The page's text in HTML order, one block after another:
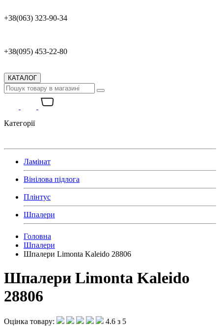
+38(063) 323-90-34
+38(095) 453-22-80
КАТАЛОГ
Категорії
Ламінат
Вінілова підлога
Плінтус
Шпалери
Головна
Шпалери
Шпалери Limonta Kaleido 28806
Шпалери Limonta Kaleido
28806
Оцінка товару: 4.6 з 5